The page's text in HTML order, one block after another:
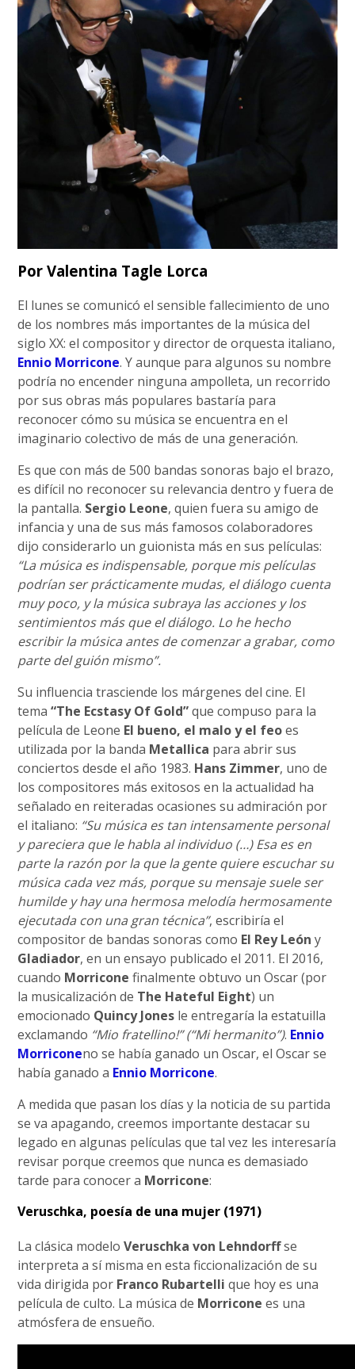
Por Valentina Tagle Lorca
El lunes se comunicó el sensible fallecimiento de uno
de los nombres más importantes de la música del
siglo XX: el compositor y director de orquesta italiano,
Ennio Morricone. Y aunque para algunos su nombre
podría no encender ninguna ampolleta, un recorrido
por sus obras más populares bastaría para
reconocer cómo su música se encuentra en el
imaginario colectivo de más de una generación.
Es que con más de 500 bandas sonoras bajo el brazo,
es difícil no reconocer su relevancia dentro y fuera de
la pantalla. Sergio Leone, quien fuera su amigo de
infancia y una de sus más famosos colaboradores
dijo considerarlo un guionista más en sus películas:
“La música es indispensable, porque mis películas
podrían ser prácticamente mudas, el diálogo cuenta
muy poco, y la música subraya las acciones y los
sentimientos más que el diálogo. Lo he hecho
escribir la música antes de comenzar a grabar, como
parte del guión mismo”.
Su influencia trasciende los márgenes del cine. El
tema“The Ecstasy Of Gold”que compuso para la
película de Leone El bueno, el malo y el feoes
utilizada por la banda Metallica para abrir sus
conciertos desde el año 1983. Hans Zimmer, uno de
los compositores más exitosos en la actualidad ha
señalado en reiteradas ocasiones su admiración por
el italiano: “Su música es tan intensamente personal
y pareciera que le habla al individuo (…) Esa es en
parte la razón por la que la gente quiere escuchar su
música cada vez más, porque su mensaje suele ser
humilde y hay una hermosa melodía hermosamente
ejecutada con una gran técnica”, escribiría el
compositor de bandas sonoras como El Rey León y
Gladiador, en un ensayo publicado el 2011. El 2016,
cuando Morricone finalmente obtuvo un Oscar (por
la musicalización de The Hateful Eight) un
emocionado Quincy Jones le entregaría la estatuilla
exclamando “Mio fratellino!” (“Mi hermanito”). Ennio
Morriconeno se había ganado un Oscar, el Oscar se
había ganado a Ennio Morricone.
A medida que pasan los días y la noticia de su partida
se va apagando, creemos importante destacar su
legado en algunas películas que tal vez les interesaría
revisar porque creemos que nunca es demasiado
tarde para conocer a Morricone:
Veruschka, poesía de una mujer (1971)
La clásica modeloVeruschka von Lehndorffse
interpreta a sí misma en esta ficcionalización de su
vida dirigida por Franco Rubartelli que hoy es una
película de culto. La música de Morricone es una
atmósfera de ensueño.